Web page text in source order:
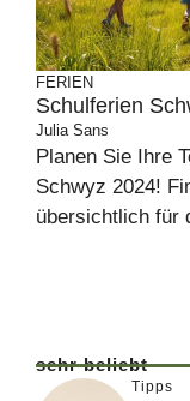
FERIEN
Schulferien
Julia Sans
Planen Sie Ihre
Schwyz 2024!
übersichtlich für
sehr beliebt
Tipps